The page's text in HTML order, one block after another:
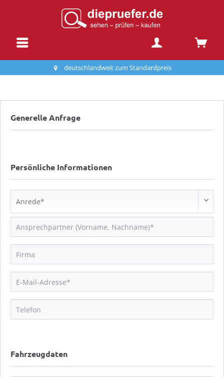
deutschlandweit zum Standardpreis
Generelle Anfrage
Persönliche Informationen
Fahrzeugdaten